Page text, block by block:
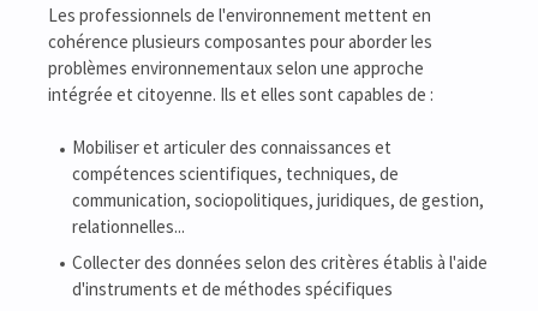
Les professionnels de l'environnement mettent en
cohérence plusieurs composantes pour aborder les
problèmes environnementaux selon une approche
intégrée et citoyenne. Ils et elles sont capables de :
Mobiliser et articuler des connaissances et
compétences scientifiques, techniques, de
communication, sociopolitiques, juridiques, de gestion,
relationnelles...
Collecter des données selon des critères établis à l'aide
d'instruments et de méthodes spécifiques